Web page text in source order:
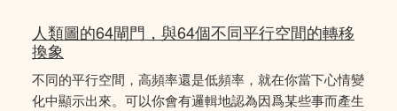
人類圖的64閘門，與64個不同平行空間的轉移
換象
不同的平行空間，高頻率還是低頻率，就在你當下心情變
化中顯示出來。可以你會有邏輯地認為因爲某些事而產生